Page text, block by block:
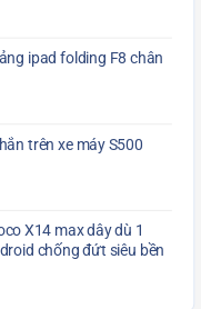
ipad folding F8 chân
trên xe máy S500
X14 max dây dù 1
chống đứt siêu bền